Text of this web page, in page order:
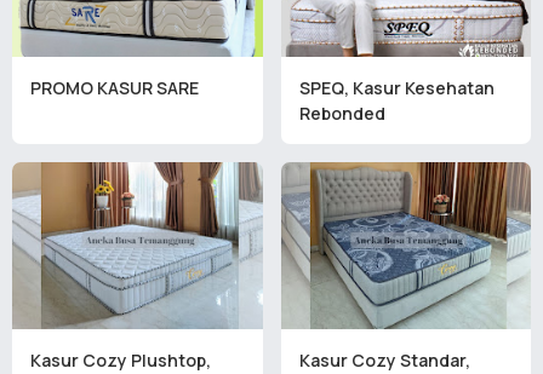
PROMO KASUR SARE
SPEQ, Kasur Kesehatan
Rebonded
Kasur Cozy Plushtop,
Kasur Cozy Standar,